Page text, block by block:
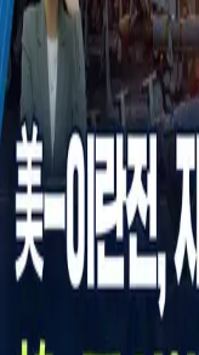
이 태그와 연결된 문
하는 연관 태그까지
연관 태그
#asia-hardware-equities
cyclical-rotation공동문
문서1· 연관도100 % #
100% magnificent-7-
duration-matters공동문
동문서 1· 연관도 100
ed-yardeni공동
· 연관도58
YouTube
2026년 3월 8일